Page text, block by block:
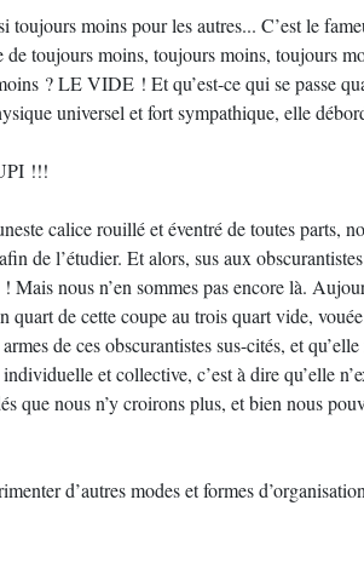
moins pour les autres... C’est le
toujours moins, toujours moins, toujours
? LE VIDE ! Et qu’est-ce qui se passe
universel et fort sympathique, elle
!!!
calice rouillé et éventré de toutes parts,
de l’étudier. Et alors, sus aux
Mais nous n’en sommes pas encore là.
quart de cette coupe au trois quart vide,
de ces obscurantistes sus-cités, et qu’elle
et collective, c’est à dire qu’elle
que nous n’y croirons plus, et bien nous
d’autres modes et formes